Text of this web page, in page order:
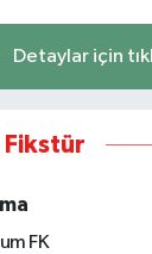
Detaylar için
Fikstür
FK